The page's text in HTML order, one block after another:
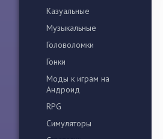
Казуальные
Музыкальные
Головоломки
Гонки
Моды к играм на
Андроид
RPG
Симуляторы